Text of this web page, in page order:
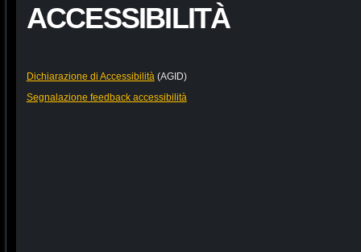
ACCESSIBILITÀ
Dichiarazione di Accessibilità (AGID)
Segnalazione feedback accessibilità